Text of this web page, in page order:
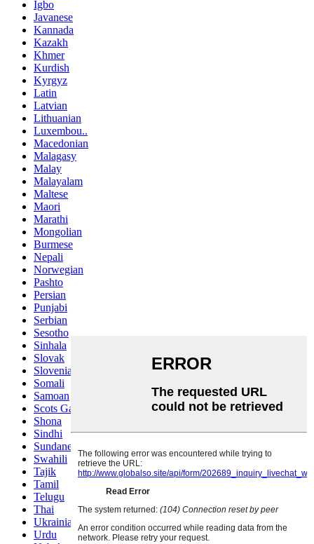
Igbo
Javanese
Kannada
Kazakh
Khmer
Kurdish
Kyrgyz
Latin
Latvian
Lithuanian
Luxembou..
Macedonian
Malagasy
Malay
Malayalam
Maltese
Maori
Marathi
Mongolian
Burmese
Nepali
Norwegian
Pashto
Persian
Punjabi
Serbian
Sesotho
Sinhala
Slovak
Slovenian
Somali
Samoan
Scots Gaelic
Shona
Sindhi
Sundanese
Swahili
Tajik
Tamil
Telugu
Thai
Ukrainian
Urdu